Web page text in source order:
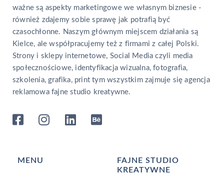
ważne są aspekty marketingowe we własnym biznesie -
również zdajemy sobie sprawę jak potrafią być
czasochłonne. Naszym głównym miejscem działania są
Kielce, ale współpracujemy też z firmami z całej Polski.
Strony i sklepy internetowe, Social Media czyli media
społecznościowe, identyfikacja wizualna, fotografia,
szkolenia, grafika, print tym wszystkim zajmuje się agencja
reklamowa fajne studio kreatywne.
MENU
FAJNE STUDIO
KREATYWNE